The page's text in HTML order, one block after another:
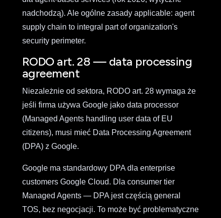
nadchodzą). Ale ogólne zasady applicable: agent
supply chain to integral part of organization's
security perimeter.
RODO art. 28 — data processing
agreement
Niezależnie od sektora, RODO art. 28 wymaga że
jeśli firma używa Google jako data processor
(Managed Agents handling user data of EU
citizens), musi mieć Data Processing Agreement
(DPA) z Google.
Google ma standardowy DPA dla enterprise
customers Google Cloud. Dla consumer tier
Managed Agents — DPA jest częścią general
TOS, bez negocjacji. To może być problematyczne